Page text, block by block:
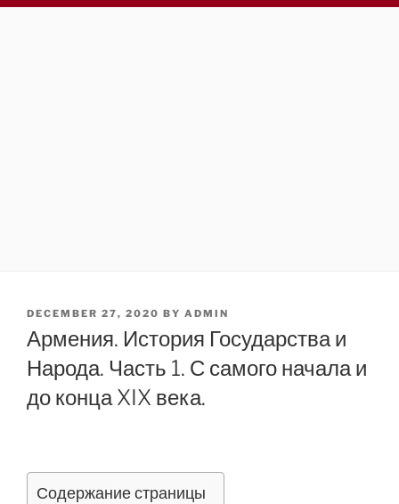
POSTED
ON
DECEMBER 27, 2020 BY ADMIN
Армения. История Государства и
Народа. Часть 1. С самого начала и
до конца XIX века.
Содержание страницы